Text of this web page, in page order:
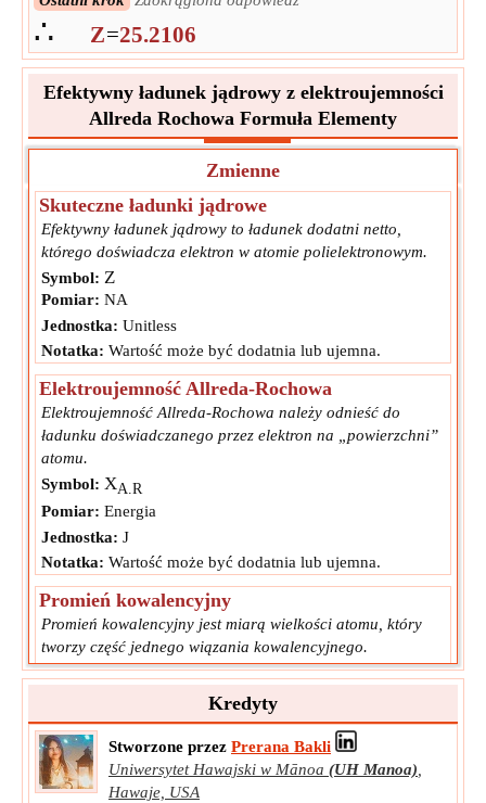
∴ Z=25.2106
Efektywny ładunek jądrowy z elektroujemności
Allreda Rochowa Formuła Elementy
Zmienne
Skuteczne ładunki jądrowe
Efektywny ładunek jądrowy to ładunek dodatni netto,
którego doświadcza elektron w atomie polielektronowym.
Symbol: Z
Pomiar: NA
Jednostka: Unitless
Notatka: Wartość może być dodatnia lub ujemna.
Elektroujemność Allreda-Rochowa
Elektroujemność Allreda-Rochowa należy odnieść do
ładunku doświadczanego przez elektron na „powierzchni”
atomu.
Symbol: XA.R
Pomiar: Energia
Jednostka: J
Notatka: Wartość może być dodatnia lub ujemna.
Promień kowalencyjny
Promień kowalencyjny jest miarą wielkości atomu, który
tworzy część jednego wiązania kowalencyjnego.
Symbol: rcovalent
Jednostka:A
Notatka:
Wartość może być dodatnia lub ujemna.
Kredyty
Stworzone przez Prerana Bakli
Uniwersytet Hawajski w Mānoa (UH Manoa),
Hawaje, USA